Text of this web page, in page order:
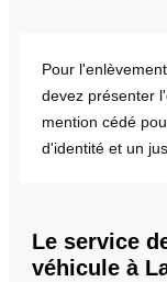
Pour
devez présenter
mention cédé
d'identité et un
Le service
véhicule à